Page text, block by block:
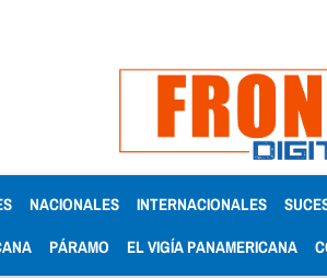
NACIONALES INTERNACIONALES
PÁRAMO EL VIGÍA PANAMERICANA